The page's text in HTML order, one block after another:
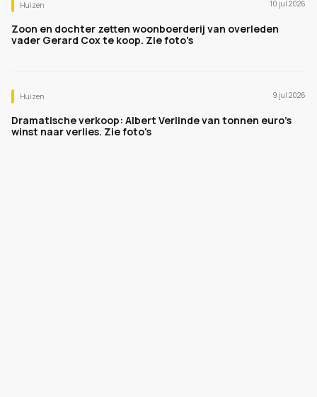
Huizen 10 jul 2026
Zoon en dochter zetten woonboerderij van overleden
vader Gerard Cox te koop. Zie foto's
Huizen 9 jul 2026
Dramatische verkoop: Albert Verlinde van tonnen euro's
winst naar verlies. Zie foto's